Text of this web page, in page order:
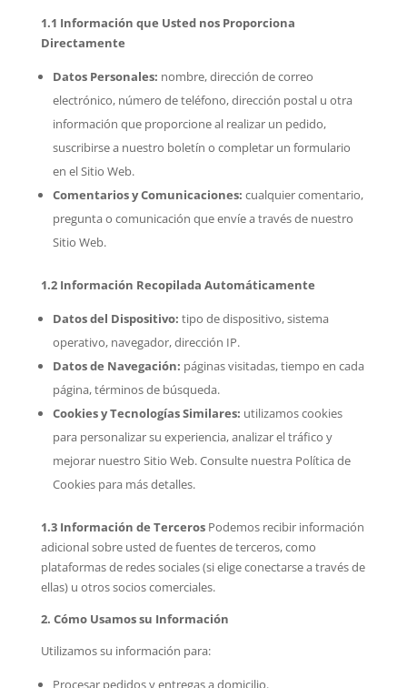
1.1 Información que Usted nos Proporciona
Directamente
Datos Personales: nombre, dirección de correo
electrónico, número de teléfono, dirección postal u otra
información que proporcione al realizar un pedido,
suscribirse a nuestro boletín o completar un formulario
en el Sitio Web.
Comentarios y Comunicaciones: cualquier comentario,
pregunta o comunicación que envíe a través de nuestro
Sitio Web.
1.2 Información Recopilada Automáticamente
Datos del Dispositivo: tipo de dispositivo, sistema
operativo, navegador, dirección IP.
Datos de Navegación: páginas visitadas, tiempo en cada
página, términos de búsqueda.
Cookies y Tecnologías Similares: utilizamos cookies
para personalizar su experiencia, analizar el tráfico y
mejorar nuestro Sitio Web. Consulte nuestra Política de
Cookies para más detalles.
1.3 Información de TercerosPodemos recibir información
adicional sobre usted de fuentes de terceros, como
plataformas de redes sociales (si elige conectarse a través de
ellas) u otros socios comerciales.
2. Cómo Usamos su Información
Utilizamos su información para:
Procesar pedidos y entregas a domicilio.